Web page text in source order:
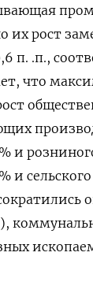
их рост
п. .п.,
что
и
и